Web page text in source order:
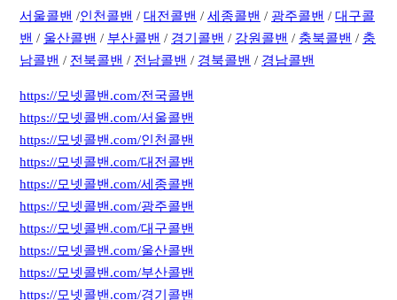
서 울콜밴 /인천콜밴 /대전콜밴 /세종콜밴 / 광주콜밴 /대구콜
밴 / 울산콜밴 / 부산콜밴 / 경기콜밴 / 강원콜밴 / 충북콜밴 / 충
남콜밴 / 전북콜밴 / 전남콜밴 / 경북콜밴 / 경남콜밴
https://모넷콜밴.com/전국콜밴
https://모넷콜밴.com/서울콜밴
https://모넷콜밴.com/인천콜밴
https://모넷콜밴.com/대전콜밴
https://모넷콜밴.com/세종콜밴
https://모넷콜밴.com/광주콜밴
https://모넷콜밴.com/대구콜밴
https://모넷콜밴.com/울산콜밴
https://모넷콜밴.com/부산콜밴
https://모넷콜밴.com/경기콜밴